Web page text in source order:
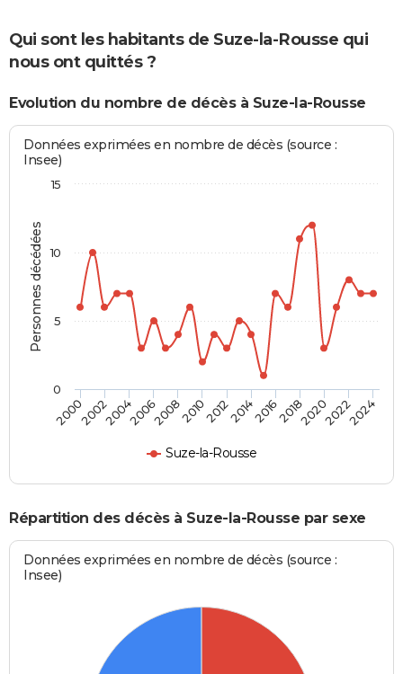
Qui sont les habitants de Suze-la-Rousse qui
nous ont quittés ?
Evolution du nombre de décès à Suze-la-Rousse
Personnes décédées
Données exprimées en nombre de décès (source :
Insee)
Suze-la-Rousse
2000200220042006200820102012201420162018202020222024
0
5
10
15
Répartition des décès à Suze-la-Rousse par sexe
Données exprimées en nombre de décès (source :
Insee)